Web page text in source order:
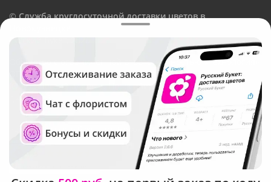
©Служба круглосуточной доставки цветов в
Русский Букет, 2026
Общество с ограниченной ответственностью «Технология»
ОГРН: 1195476081745, ИНН: 5410081997
Юридический адрес: г. Новосибирск, ул. Ипподромская,
д.42, оф. 3
Рейтинг Русского букета в г. Новокузнецк